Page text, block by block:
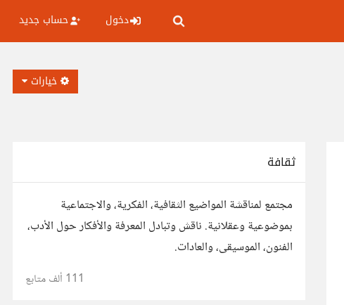
دخول حساب جديد
خيارات
ثقافة
مجتمع لمناقشة المواضيع الثقافية، الفكرية، والاجتماعية
بموضوعية وعقلانية. ناقش وتبادل المعرفة والأفكار حول الأدب،
الفنون، الموسيقى، والعادات.
111 ألف متابع